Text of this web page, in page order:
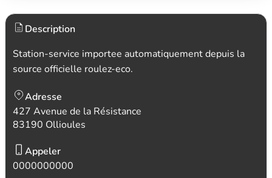
Description
Station-service importee automatiquement depuis la
source officielle roulez-eco.
Adresse
427 Avenue de la Résistance
83190 Ollioules
Appeler
0000000000